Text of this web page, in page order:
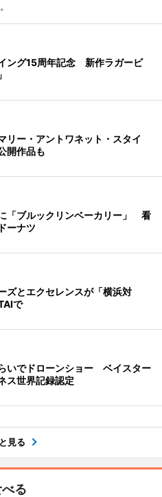
ング15周年記念 新作ラガービ
リー・アントワネット・スタイ
開作品も
「ブルックリンベーカリー」 看
ーナツ
ズとエクセレンスが「横浜対
で
いでドローンショー ベイスター
ス世界記録認定
見る
る